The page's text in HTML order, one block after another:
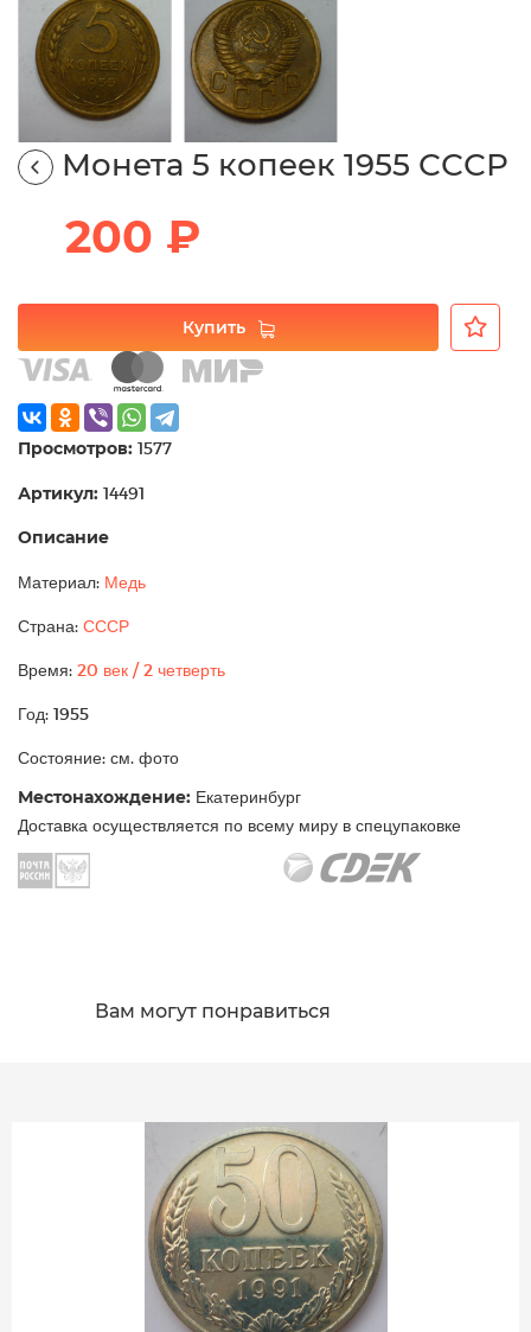
Монета 5 копеек 1955 СССР
200 ₽
Купить
Просмотров: 1577
Артикул: 14491
Описание
Материал: Медь
Страна: СССР
Время: 20 век / 2 четверть
Год: 1955
Состояние: см. фото
Местонахождение: Екатеринбург
Доставка осуществляется по всему миру в спецупаковке
Вам могут понравиться